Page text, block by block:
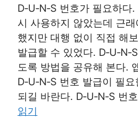
D‑U‑N‑S 번호가 필요하
시 사용하지 않았는데 근
했지만 대행 없이 직접 해
발급할 수 있었다.
도록 방법을 공유해 본다.
D‑U‑N‑S 번호 발급이 필
되길 바란다. D‑U‑N‑S 번
읽기